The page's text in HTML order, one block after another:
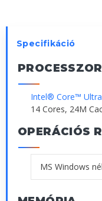
Specifikáció
PROCESSZOR
Intel® Core™
14 Cores, 24M
OPERÁCIÓS